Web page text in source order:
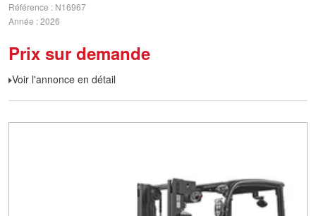
Référence
N16967
Année 2026
Prix sur demande
Voir l'annonce en détail